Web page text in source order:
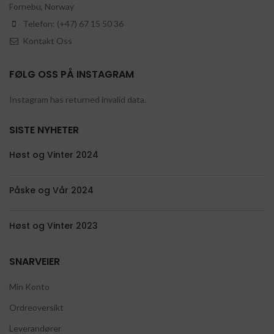
Fornebu, Norway
Telefon: (+47) 67 15 50 36
Kontakt Oss
FØLG OSS PÅ INSTAGRAM
Instagram has returned invalid data.
SISTE NYHETER
Høst og Vinter 2024
Påske og Vår 2024
Høst og Vinter 2023
SNARVEIER
Min Konto
Ordreoversikt
Leverandører